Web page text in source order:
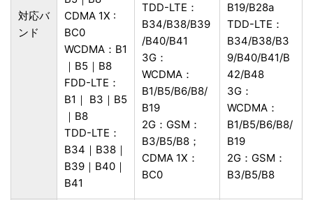
対応バ
ンド
CDMA 1X :
BC0
WCDMA：B1
｜B5｜B8
FDD-LTE：
B1｜ B3｜B5
｜B8
TDD-LTE：
B34｜B38｜
B39｜B40｜
B41
TDD-LTE：
B34/B38/B39
/B40/B41
3G：
WCDMA：
B1/B5/B6/B8/
B19
2G：GSM：
B3/B5/B8；
CDMA 1X：
BC0
B19/B28a
TDD-LTE：
B34/B38/B3
9/B40/B41/B
42/B48
3G：
WCDMA：
B1/B5/B6/B8/
B19
2G：GSM：
B3/B5/B8